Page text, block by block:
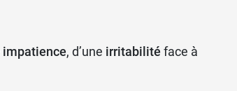
impatience, d’une irritabilité face à